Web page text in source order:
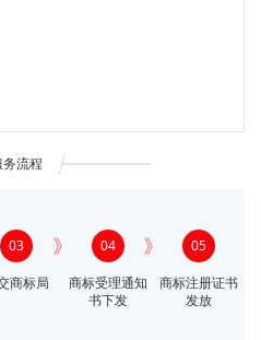
务流程
03
商标局
04
商标受理通知
书下发
05
商标注册证书
发放